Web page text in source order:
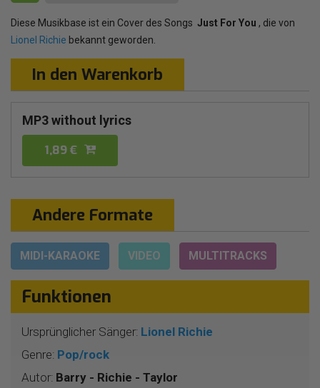
Diese Musikbase ist ein Cover des Songs Just For You , die von
Lionel Richie bekannt geworden.
In den Warenkorb
MP3 without lyrics
1,89 €
Andere Formate
MIDI-KARAOKE VIDEO MULTITRACKS
Funktionen
Ursprünglicher Sänger: Lionel Richie
Genre: Pop/rock
Autor: Barry - Richie - Taylor